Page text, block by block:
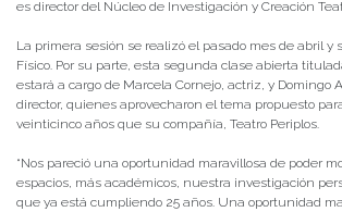
es director del Núcleo de Investigación y Creación
La primera sesión se realizó el pasado mes de abril y
Físico. Por su parte, esta segunda clase abierta
estará a cargo de Marcela Cornejo, actriz, y Domingo
director, quienes aprovecharon el tema propuesto
veinticinco años que su compañía, Teatro Periplos.
“Nos pareció una oportunidad maravillosa de poder
espacios, más académicos, nuestra investigación
que ya está cumpliendo 25 años. Una oportunidad